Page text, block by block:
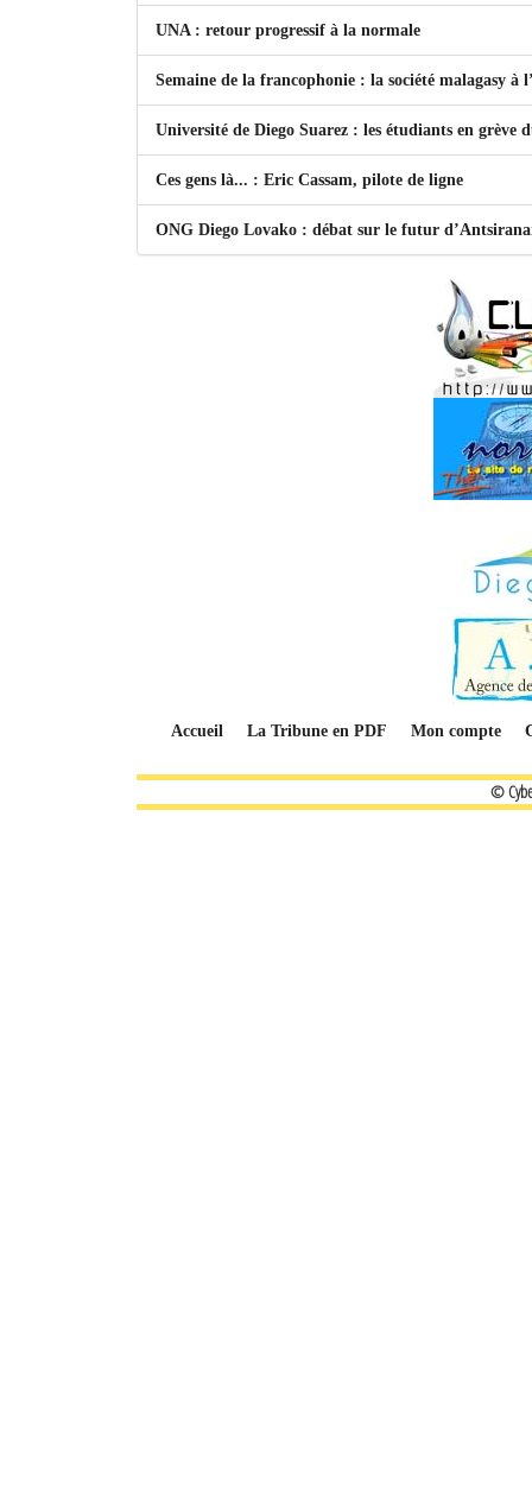
UNA : retour progressif à la normale
Semaine de la francophonie : la société malagasy à
Université de Diego Suarez : les étudiants en grève
Ces gens là... : Eric Cassam, pilote de ligne
ONG Diego Lovako : débat sur le futur
Accueil La Tribune en PDF Mon compte
©